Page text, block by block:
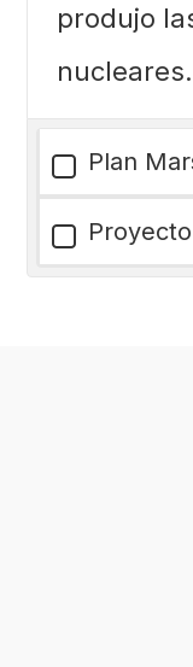
produjo
nucleares.
Plan